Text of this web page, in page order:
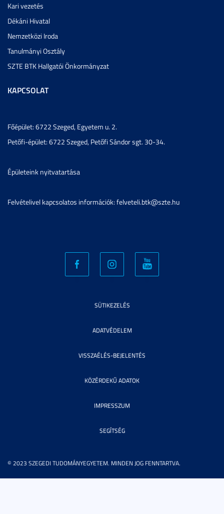
Kari vezetés
Dékáni Hivatal
Nemzetközi Iroda
Tanulmányi Osztály
SZTE BTK Hallgatói Önkormányzat
KAPCSOLAT
Főépület: 6722 Szeged, Egyetem u. 2.
Petőfi-épület: 6722 Szeged, Petőfi Sándor sgt. 30-34.
Épületeink nyitvatartása
Felvételivel kapcsolatos információk: felveteli.btk@szte.hu
© 2023 SZEGEDI TUDOMÁNYEGYETEM. MINDEN JOG FENNTARTVA.
SÜTIKEZELÉS
ADATVÉDELEM
VISSZAÉLÉS-BEJELENTÉS
KÖZÉRDEKŰ ADATOK
IMPRESSZUM
SEGÍTSÉG